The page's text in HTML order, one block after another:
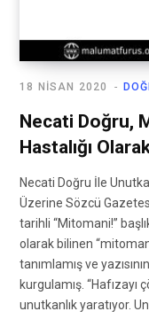
18 NISAN 2020
Necati Doğru,
Hastalığı
Necati Doğru İle
Üzerine Sözcü
tarihli “Mitomani!”
olarak bilinen
tanımlamış ve
kurgulamış.
unutkanlık yaratıyor.